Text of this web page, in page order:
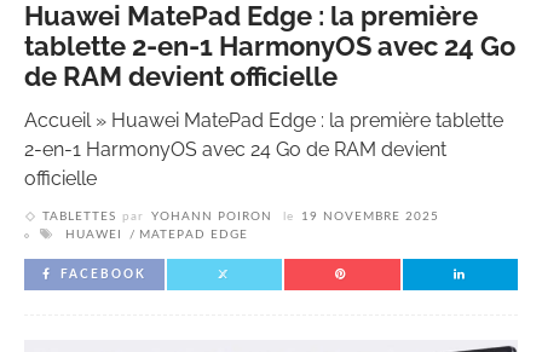
Huawei MatePad Edge : la première
tablette 2-en-1 HarmonyOS avec 24 Go
de RAM devient officielle
Accueil» Huawei MatePad Edge : la première tablette
2-en-1 HarmonyOS avec 24 Go de RAM devient
officielle
TABLETTES par YOHANN POIRON le
19 NOVEMBRE 2025
HUAWEI
MATEPAD EDGE
FACEBOOK